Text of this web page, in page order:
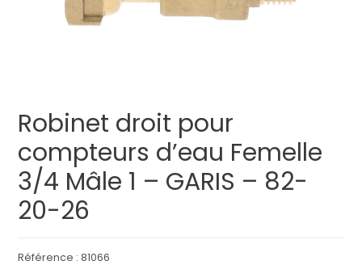
Robinet droit pour
compteurs d’eau Femelle
3/4 Mâle 1 – GARIS – 82-
20-26
Référence : 81066